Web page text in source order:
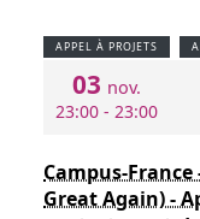
APPEL À PROJETS
03 nov.
23:00 - 23:00
Campus-France
Great Again) -